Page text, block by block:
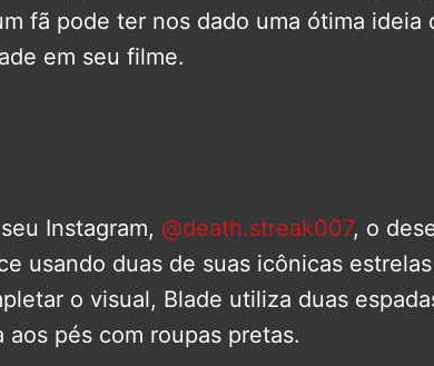
fã pode ter nos dado uma ótima ideia
em seu filme.
Instagram, @death.streak007, o
usando duas de suas icônicas
o visual, Blade utiliza duas
aos pés com roupas pretas.